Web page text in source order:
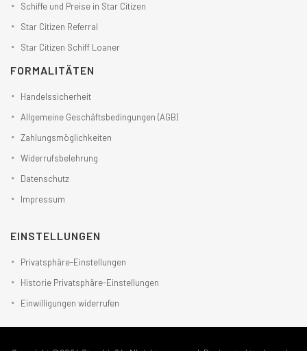
Schiffe und Preise in Star Citizen
Star Citizen Referral
Star Citizen Schiff Loaner
FORMALITÄTEN
Handelssicherheit
Allgemeine Geschäftsbedingungen (AGB)
Zahlungsmöglichkeiten
Widerrufsbelehrung
Datenschutz
Impressum
EINSTELLUNGEN
Privatsphäre-Einstellungen
Historie Privatsphäre-Einstellungen
Einwilligungen widerrufen